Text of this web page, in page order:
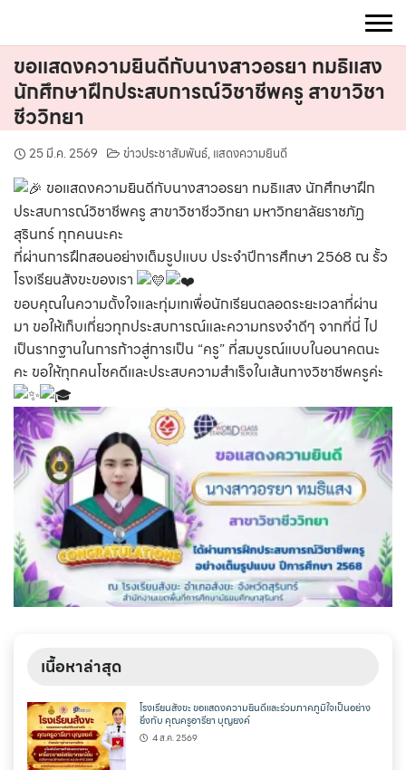
content
ขอแสดงความยินดีกับนางสาวอรยา ทมธิแสง
นักศึกษาฝึกประสบการณ์วิชาชีพครู สาขาวิชา
ชีววิทยา
25 มี.ค. 2569 ข่าวประชาสัมพันธ์,แสดงความยินดี
ขอแสดงความยินดีกับนางสาวอรยา ทมธิแสง นักศึกษาฝึก
ประสบการณ์วิชาชีพครู สาขาวิชาชีววิทยา มหาวิทยาลัยราชภัฏ
สุรินทร์ ทุกคนนะคะ
ที่ผ่านการฝึกสอนอย่างเต็มรูปแบบ ประจำปีการศึกษา 2568 ณ รั้ว
โรงเรียนสังขะของเรา
ขอบคุณในความตั้งใจและทุ่มเทเพื่อนักเรียนตลอดระยะเวลาที่ผ่าน
มา ขอให้เก็บเกี่ยวทุกประสบการณ์และความทรงจำดีๆ จากที่นี่ ไป
เป็นรากฐานในการก้าวสู่การเป็น “ครู” ที่สมบูรณ์แบบในอนาคตนะ
คะ ขอให้ทุกคนโชคดีและประสบความสำเร็จในเส้นทางวิชาชีพครูค่ะ
เนื้อหาล่าสุด
โรงเรียนสังขะ ขอแสดงความยินดีและร่วมภาคภูมิใจเป็นอย่าง
ยิ่งกับ คุณครูอารียา บุญยงค์
4 ส.ค. 2569